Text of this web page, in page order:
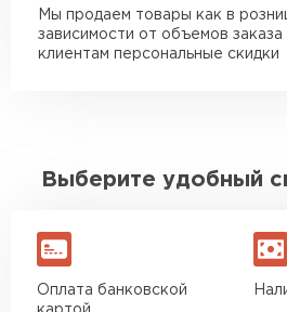
Мы продаем товары как в
зависимости от объемов
клиентам персональные скидки
Выберите удобный
Оплата банковской